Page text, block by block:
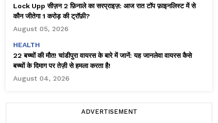
Lock Upp सीज़न 2 फ़िनाले का सरप्राइज़: आज रात टॉप फ़ाइनलिस्ट में से
कौन जीतेगा ₹1 करोड़ की ट्रॉफ़ी?
August 05, 2026
HEALTH
22 बच्चों की मौत! चांडीपुरा वायरस के बारे में जानें: यह जानलेवा वायरस कैसे
बच्चों के दिमाग पर तेज़ी से हमला करता है!
August 04, 2026
ADVERTISEMENT